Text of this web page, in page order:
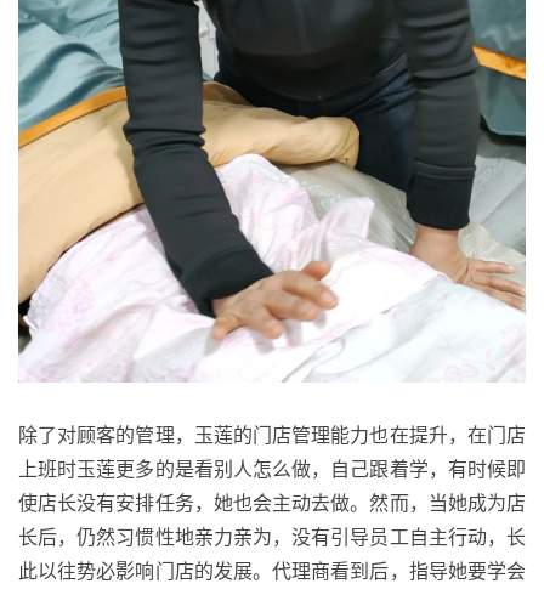
除了对顾客的管理，玉莲的门店管理能力也在提升，在门店
上班时玉莲更多的是看别人怎么做，自己跟着学，有时候即
使店长没有安排任务，她也会主动去做。然而，当她成为店
长后，仍然习惯性地亲力亲为，没有引导员工自主行动，长
此以往势必影响门店的发展。代理商看到后，指导她要学会